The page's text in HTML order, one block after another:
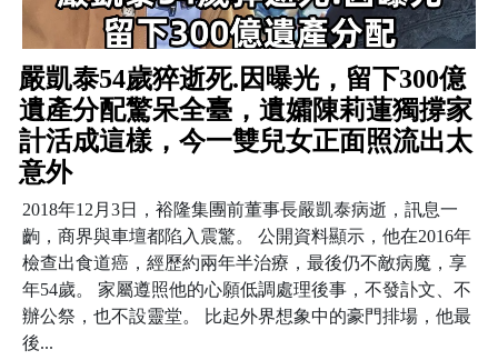
嚴凱泰54歲猝逝死.因曝光，留下300億
遺產分配驚呆全臺，遺孀陳莉蓮獨撐家
計活成這樣，今一雙兒女正面照流出太
意外
2018年12月3日，裕隆集團前董事長嚴凱泰病逝，訊息一
齣，商界與車壇都陷入震驚。 公開資料顯示，他在2016年
檢查出食道癌，經歷約兩年半治療，最後仍不敵病魔，享
年54歲。 家屬遵照他的心願低調處理後事，不發訃文、不
辦公祭，也不設靈堂。 比起外界想象中的豪門排場，他最
後...